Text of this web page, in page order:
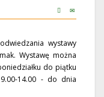
wystawy
Wystawę można
do piątku
14.00 - do dnia